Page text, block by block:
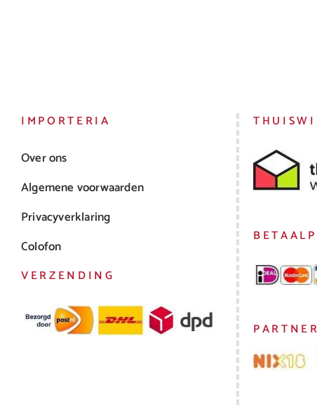
IMPORTERIA
Over ons
Algemene voorwaarden
Privacyverklaring
Colofon
VERZENDING